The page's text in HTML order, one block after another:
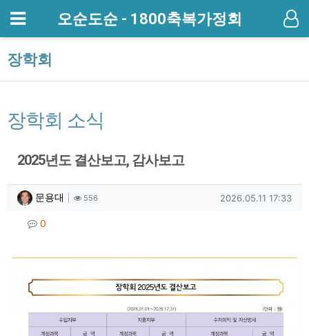
메뉴 오순도순 - 1800축복가정회
장학회
장학회 소식
2025년도 결산보고, 감사보고
작성자 정보
문용대 작성556조회 작성일
2026.05.11 17:33
컨텐츠 정보
0
본문